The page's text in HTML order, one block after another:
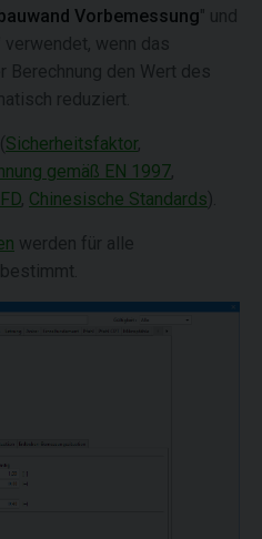
Vorbemessung" und
verwendet, wenn das
Berechnung den Wert des
reduziert.
( Sicherheitsfaktor,
gemäß EN 1997,
, Chinesische Standards).
werden für alle